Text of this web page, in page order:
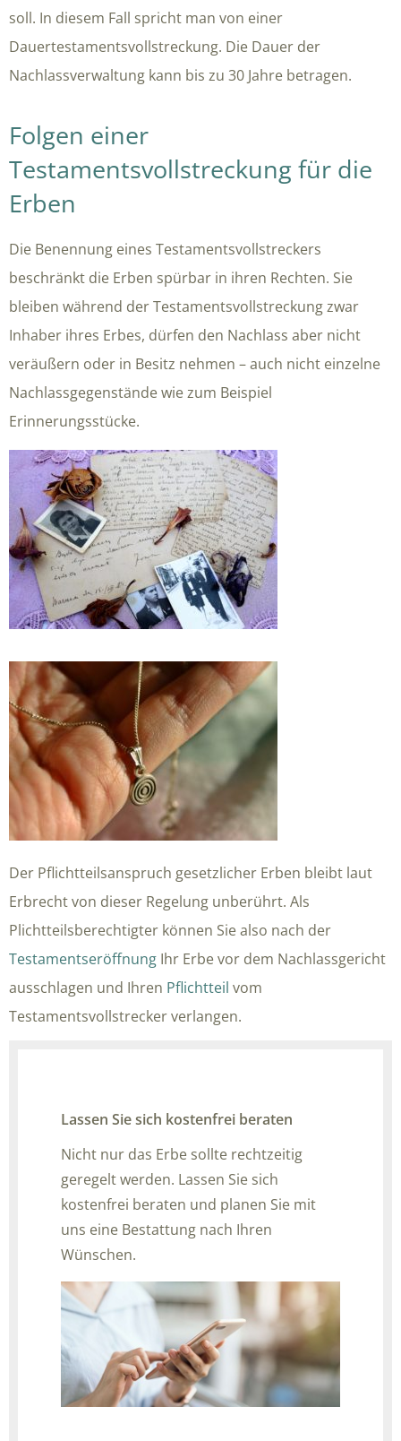
soll. In diesem Fall spricht man von einer
Dauertestamentsvollstreckung. Die Dauer der
Nachlassverwaltung kann bis zu 30 Jahre betragen.
Folgen einer
Testamentsvollstreckung für die
Erben
Die Benennung eines Testamentsvollstreckers
beschränkt die Erben spürbar in ihren Rechten. Sie
bleiben während der Testamentsvollstreckung zwar
Inhaber ihres Erbes, dürfen den Nachlass aber nicht
veräußern oder in Besitz nehmen – auch nicht einzelne
Nachlassgegenstände wie zum Beispiel
Erinnerungsstücke.
Der Pflichtteilsanspruch gesetzlicher Erben bleibt laut
Erbrecht von dieser Regelung unberührt. Als
Plichtteilsberechtigter können Sie also nach der
Testamentseröffnung Ihr Erbe vor dem Nachlassgericht
ausschlagen und Ihren Pflichtteil vom
Testamentsvollstrecker verlangen.
Lassen Sie sich kostenfrei beraten
Nicht nur das Erbe sollte rechtzeitig
geregelt werden. Lassen Sie sich
kostenfrei beraten und planen Sie mit
uns eine Bestattung nach Ihren
Wünschen.